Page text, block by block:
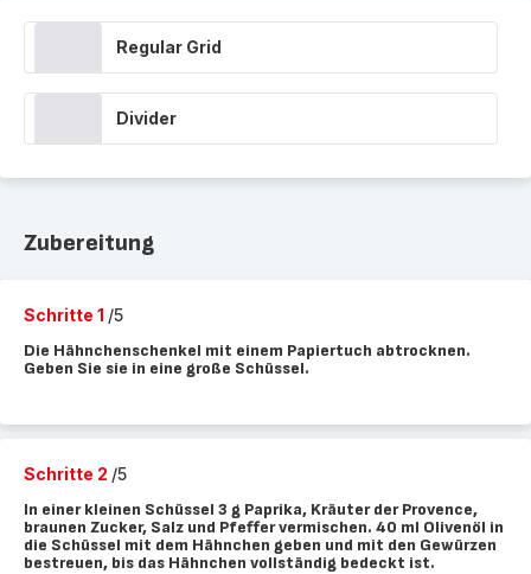
Regular Grid
Divider
Zubereitung
Schritte 1 /5
Die Hähnchenschenkel mit einem Papiertuch abtrocknen.
Geben Sie sie in eine große Schüssel.
Schritte 2 /5
In einer kleinen Schüssel 3 g Paprika, Kräuter der Provence,
braunen Zucker, Salz und Pfeffer vermischen. 40 ml Olivenöl in
die Schüssel mit dem Hähnchen geben und mit den Gewürzen
bestreuen, bis das Hähnchen vollständig bedeckt ist.